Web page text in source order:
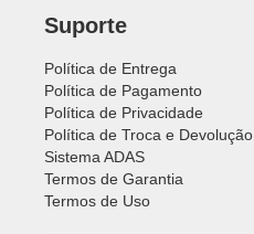
Suporte
Política de Entrega
Política de Pagamento
Política de Privacidade
Política de Troca e Devolução
Sistema ADAS
Termos de Garantia
Termos de Uso